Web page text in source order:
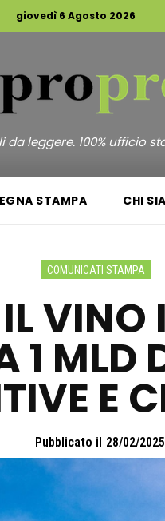
giovedì 6 Agosto 2026
leggere. 100% ufficio
STAMPA CHI
COMUNICATI STAMPA
VINO
MLD
E
Pubblicato il 28/02/2025